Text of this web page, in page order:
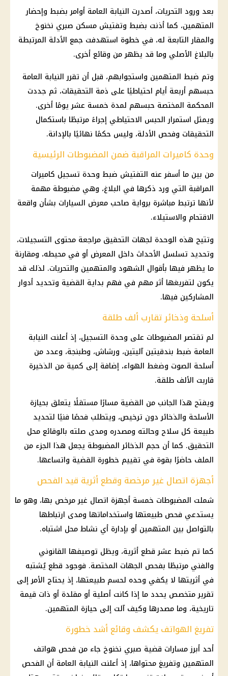
بعد ورود التحريات، أصدرت النيابة العامة أوامر بضبط وإحضار
المتهمين، كما أذنت بضبط وتفتيش مسكن صبري نخنوخ
والمقار التابعة له، في خطوة استهدفت جمع الأدلة المرتبطة
بالبلاغ الأصلي وما قد يظهر من وقائع أخرى.
وتم ضبط المتهمين واستجوابهم، قبل أن تقرر النيابة العامة
حبسهم أربعة أيام احتياطيًا على ذمة التحقيقات، ثم جددت
المحكمة المختصة حبسهم لمدة خمسة عشر يومًا أخرى.
ويمثل استمرار الحبس الاحتياطي إجراءً مرتبطًا باستكمال
التحقيقات وفحص الأدلة، وليس حكمًا نهائيًا بالإدانة.
وحدة كاميرات المراقبة ضمن المضبوطات الرئيسية
من بين ما أسفر عنه التفتيش ضبط وحدة تسجيل كاميرات
المراقبة التي ورد ذكرها في البلاغ، وهي مضبوطة مهمة
لأنها ترتبط مباشرة برواية صاحب معرض السيارات بشأن واقعة
الاقتحام والاستيلاء.
وتتيح هذه الوحدة لجهات التحقيق مراجعة محتوى التسجيلات،
وتحديد تسلسل الأحداث داخل المعرض أو في محيطه، ومقارنة
ما يظهر فيها بأقوال الشهود والمتهمين والتحريات. لذلك قد
يكون لتفريغها أثر مهم في فهم بداية القضية وتحديد أدوار
المشاركين فيها.
أسلحة وذخائر تقارب ألف طلقة
لم تقتصر المضبوطات على وحدة التسجيل، إذ أعلنت النيابة
العامة ضبط بندقيتين آليتين، ورشاش، وطبنجة، وعدد من
أسلحة الصوت وضغط الهواء، إضافة إلى كمية من الذخيرة
قاربت الألف طلقة.
ويفتح هذا الجانب من القضية مسارًا مستقلًا يتعلق بحيازة
الأسلحة والذخائر دون ترخيص، ويتطلب فحصًا فنيًا لتحديد
طبيعة كل سلاح وحالته ومصدره ومدى صلته بالوقائع محل
التحقيق. كما أن حجم الذخائر المضبوطة يجعل هذا الجزء من
الملف حاضرًا بقوة في تقييم خطورة القضية واتساعها.
أجهزة اتصال غير مرخصة وقطع أثرية قيد الفحص
شملت المضبوطات خمسة أجهزة اتصال غير مرخص بها، وهو ما
يستدعي فحص طبيعتها واستخداماتها ومدى ارتباطها
بالتواصل بين المتهمين أو بإدارة أي نشاط محل اشتباه.
كما تم ضبط عشر قطع أثرية، ويظل توصيفها القانوني
والفني مرتبطًا بفحص الجهات المختصة. فوجود قطع يُشتبه
في أثريتها لا يكفي وحده لحسم طبيعتها، إذ يحتاج الأمر إلى
تقرير متخصص يحدد ما إذا كانت أصلية أو مقلدة أو ذات قيمة
تاريخية، وما مصدرها وكيف آلت إلى حيازة المتهمين.
تفريغ الهواتف يكشف وقائع أشد خطورة
أحد أبرز مسارات قضية صبري نخنوخ جاء من فحص هواتف
المتهمين وتفريغ محتواها، إذ أعلنت النيابة العامة أن الفحص